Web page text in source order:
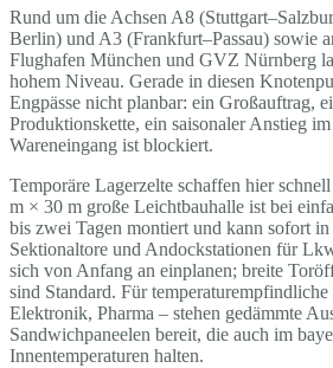
Rund um die Achsen A8
Berlin) und A3 (Frankfurt–Passau) sowie
Flughafen München und GVZ Nürnberg
hohem Niveau. Gerade in diesen
Engpässe nicht planbar: ein Großauftrag,
Produktionskette, ein saisonaler Anstieg
Wareneingang ist blockiert.
Temporäre Lagerzelte schaffen hier
m × 30 m große Leichtbauhalle ist bei
bis zwei Tagen montiert und kann sofort
Sektionaltore und Andockstationen für
sich von Anfang an einplanen; breite
sind Standard. Für
Elektronik, Pharma – stehen gedämmte
Sandwichpaneelen bereit, die auch im
Innentemperaturen halten.